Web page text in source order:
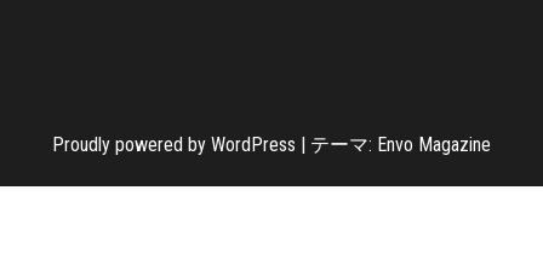
Proudly powered by WordPress | テーマ: Envo Magazine